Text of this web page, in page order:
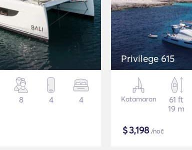
8 4 4
Privilege 615
Katamaran
61 ft
19 m
$3,198/noč